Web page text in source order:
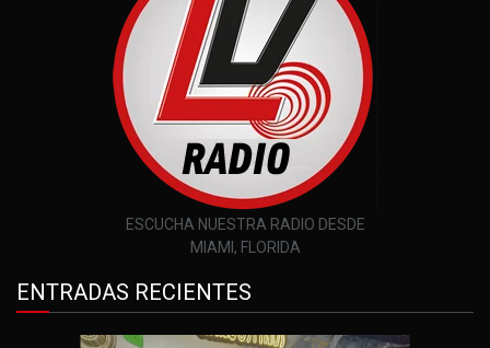
ESCUCHA NUESTRA RADIO DESDE
MIAMI, FLORIDA
ENTRADAS RECIENTES